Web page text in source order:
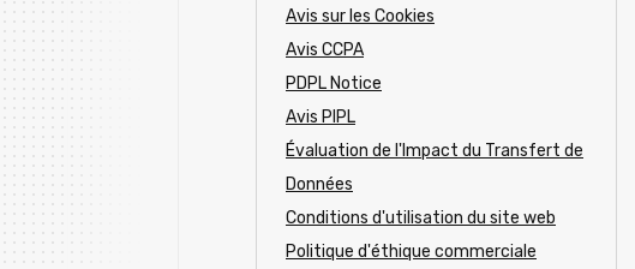
Avis sur les Cookies
Avis CCPA
PDPL Notice
Avis PIPL
Évaluation de l'Impact du Transfert de
Données
Conditions d'utilisation du site web
Politique d'éthique commerciale